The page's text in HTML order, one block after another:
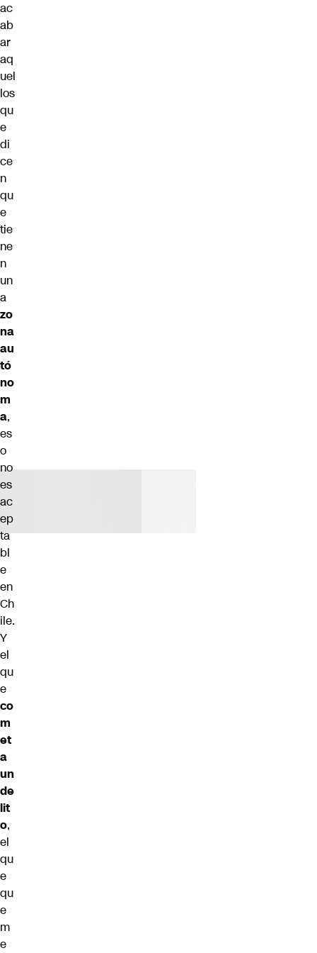
ac
ab
ar
aq
uel
los
qu
e
di
ce
n
qu
e
tie
ne
n
un
a
zo
na
au
tó
no
m
a,
es
o
no
es
ac
ep
ta
bl
e
en
Ch
ile.
Y
el
qu
e
co
m
et
a
un
de
lit
o,
el
qu
e
qu
e
m
e